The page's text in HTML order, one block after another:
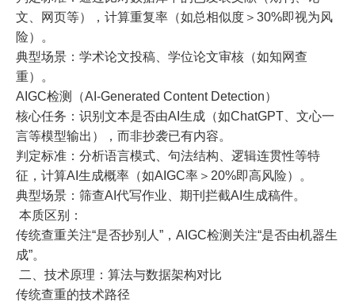
文、网页等），计算重复率（如总相似度＞30%即视为风
险）。
典型场景：学术论文投稿、学位论文审核（如知网查
重）。
AIGC检测（AI-Generated Content Detection）
核心任务：识别文本是否由AI生成（如ChatGPT、文心一
言等模型输出），而非抄袭已有内容。
判定标准：分析语言模式、句法结构、逻辑连贯性等特
征，计算AI生成概率（如AIGC率＞20%即高风险）。
典型场景：筛查AI代写作业、期刊拦截AI生成稿件。
本质区别：
传统查重关注“是否抄别人”，AIGC检测关注“是否由机器生
成”。
二、技术原理：算法与数据架构对比
传统查重的技术路径